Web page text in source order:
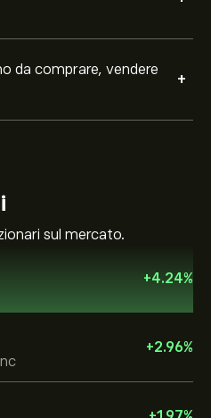
da comprare, vendere
+
sul mercato.
+4.24%
+2.96%